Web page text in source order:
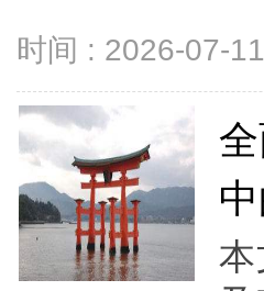
时间 : 2026-07-